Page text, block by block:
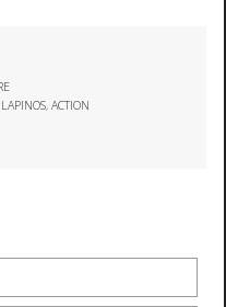
LAPINOS,ACTION